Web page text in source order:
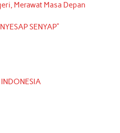
Merawat Masa Depan
SENYAP”